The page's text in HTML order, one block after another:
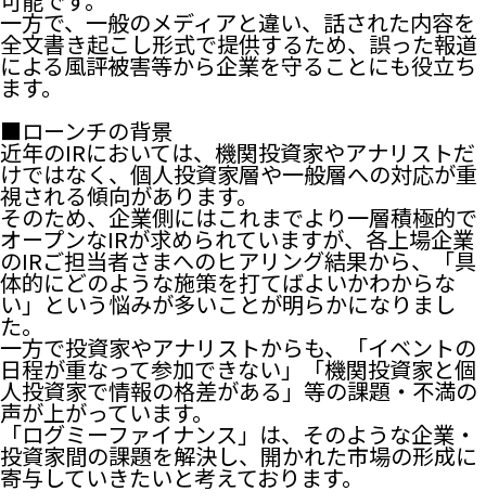
一方で、一般のメディアと違い、話された内容を
全文書き起こし形式で提供するため、誤った報道
による風評被害等から企業を守ることにも役立ち
ます。
■ローンチの背景
近年のIRにおいては、機関投資家やアナリストだ
けではなく、個人投資家層や一般層への対応が重
視される傾向があります。
そのため、企業側にはこれまでより一層積極的で
オープンなIRが求められていますが、各上場企業
のIRご担当者さまへのヒアリング結果から、「具
体的にどのような施策を打てばよいかわからな
い」という悩みが多いことが明らかになりまし
た。
一方で投資家やアナリストからも、「イベントの
日程が重なって参加できない」「機関投資家と個
人投資家で情報の格差がある」等の課題・不満の
声が上がっています。
「ログミーファイナンス」は、そのような企業・
投資家間の課題を解決し、開かれた市場の形成に
寄与していきたいと考えております。